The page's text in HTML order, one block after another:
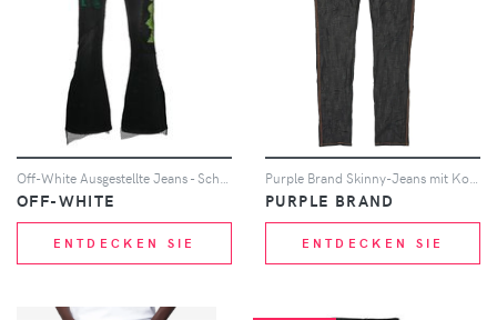
Off-White Ausgestellte Jeans - Schwarz
OFF-WHITE
ENTDECKEN SIE
Purple Brand Skinny-Jeans mit Kontrastnähten - Schwarz
PURPLE BRAND
ENTDECKEN SIE